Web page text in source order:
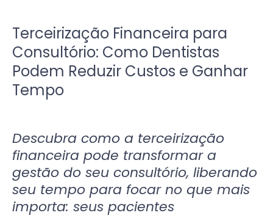
Terceirização Financeira para
Consultório: Como Dentistas
Podem Reduzir Custos e Ganhar
Tempo
Descubra como a terceirização
financeira pode transformar a
gestão do seu consultório, liberando
seu tempo para focar no que mais
importa: seus pacientes